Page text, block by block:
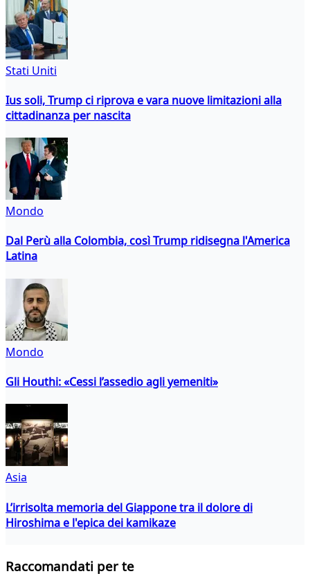
Stati Uniti
Ius soli, Trump ci riprova e vara nuove limitazioni alla
cittadinanza per nascita
Mondo
Dal Perù alla Colombia, così Trump ridisegna l'America
Latina
Mondo
Gli Houthi: «Cessi l’assedio agli yemeniti»
Asia
L’irrisolta memoria del Giappone tra il dolore di
Hiroshima e l'epica dei kamikaze
Raccomandati per te